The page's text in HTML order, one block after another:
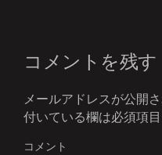
コメントを残す
メールアドレスが公開
付いている欄は必須項
コメント